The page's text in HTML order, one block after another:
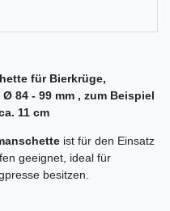
für Bierkrüge,
84 - 99 mm , zum Beispiel
11 cm
ist für den Einsatz
geeignet, ideal für
besitzen.